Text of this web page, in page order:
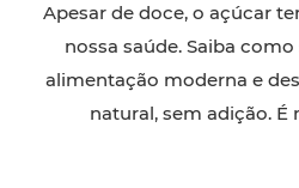
Apesar de doce, o açúcar
nossa saúde. Saiba
alimentação moderna e
natural, sem adição. É